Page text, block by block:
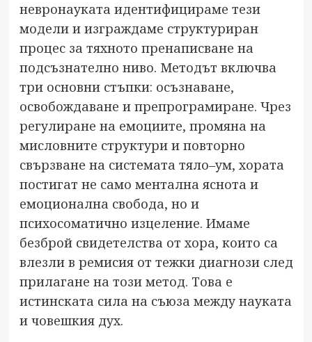
невронауката идентифицираме тези
модели и изграждаме структуриран
процес за тяхното пренаписване на
подсъзнателно ниво. Методът включва
три основни стъпки: осъзнаване,
освобождаване и препрограмиране. Чрез
регулиране на емоциите, промяна на
мисловните структури и повторно
свързване на системата тяло–ум, хората
постигат не само ментална яснота и
емоционална свобода, но и
психосоматично изцеление. Имаме
безброй свидетелства от хора, които са
влезли в ремисия от тежки диагнози след
прилагане на този метод. Това е
истинската сила на съюза между науката
и човешкия дух.